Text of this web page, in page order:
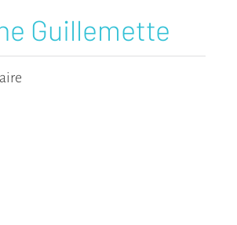
Guillemette